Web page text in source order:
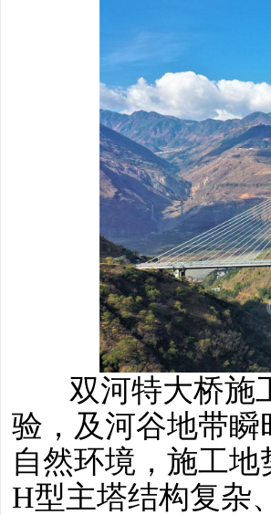
双河特大桥施
验，及河谷地带
自然环境，施工
H型主塔结构复杂